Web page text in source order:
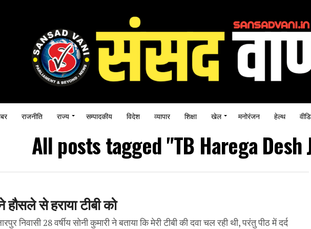
राजनीति राज्य सम्पादकीय विदेश व्यापार शिक्षा खेल मनोरंजन हेल्थ
All posts tagged "TB Harega Desh
से हराया टीबी को
निवासी 28 वर्षीय सोनी कुमारी ने बताया कि मेरी टीबी की दवा चल रही थी, परंतु पीठ में दर्द